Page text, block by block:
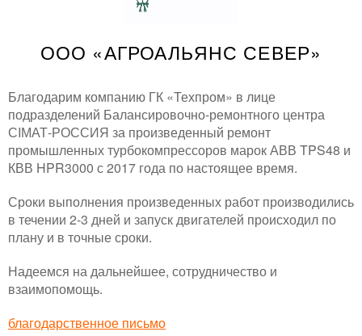
ООО «АГРОАЛЬЯНС СЕВЕР»
Благодарим компанию ГК «Техпром» в лице
подразделений Балансировочно-ремонтного центра
СIМАТ-РОССИЯ за произведенный ремонт
промышленных турбокомпрессоров марок АВВ TPS48 и
КВВ HPR3000 с 2017 года по настоящее время.
Сроки выполнения произведенных работ производились
в течении 2-3 дней и запуск двигателей происходил по
плану и в точные сроки.
Надеемся на дальнейшее, сотрудничество и
взаимопомощь.
благодарственное письмо